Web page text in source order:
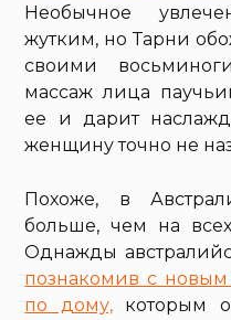
Необычное
жутким, но Тарни
своими
массаж лица
ее и дарит
женщину точно не
Похоже, в
больше, чем на всех
Однажды
познакомив с
по дому,которым